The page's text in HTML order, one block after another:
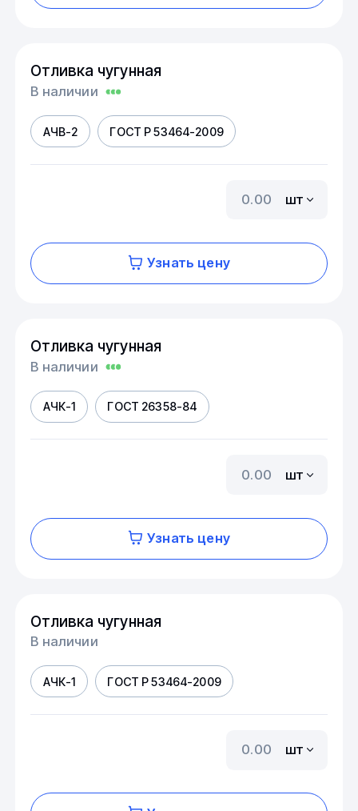
Отливка чугунная
В наличии
АЧВ-2 ГОСТ Р 53464-2009
шт
Узнать цену
Отливка чугунная
В наличии
АЧК-1 ГОСТ 26358-84
шт
Узнать цену
Отливка чугунная
В наличии
АЧК-1 ГОСТ Р 53464-2009
шт